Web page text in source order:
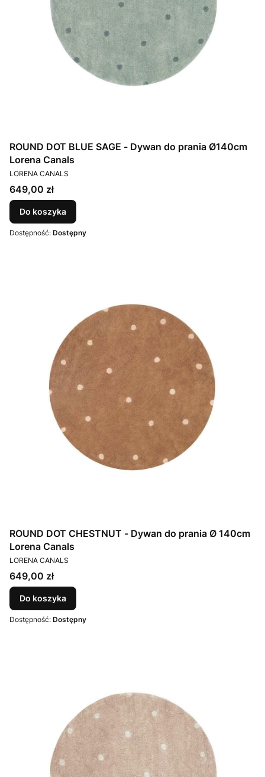
ROUND DOT BLUE SAGE - Dywan do prania Ø140cm
Lorena Canals
PRODUCENT
LORENA CANALS
Cena
649,00 zł
Do koszyka
Dostępność: Dostępny
ROUND DOT CHESTNUT - Dywan do prania Ø 140cm
Lorena Canals
PRODUCENT
LORENA CANALS
Cena
649,00 zł
Do koszyka
Dostępność: Dostępny